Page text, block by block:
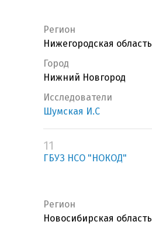
Регион
Нижегородская область
Город
Нижний Новгород
Исследователи
Шумская И.С
11
ГБУЗ НСО "НОКОД"
Регион
Новосибирская область